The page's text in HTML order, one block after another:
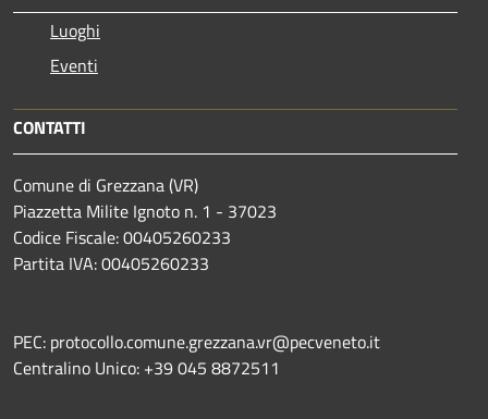
Luoghi
Eventi
CONTATTI
Comune di Grezzana (VR)
Piazzetta Milite Ignoto n. 1 - 37023
Codice Fiscale: 00405260233
Partita IVA: 00405260233
PEC: protocollo.comune.grezzana.vr@pecveneto.it
Centralino Unico: +39 045 8872511